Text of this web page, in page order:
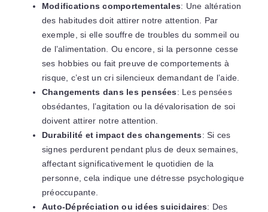
Modifications comportementales: Une altération
des habitudes doit attirer notre attention. Par
exemple, si elle souffre de troubles du sommeil ou
de l’alimentation. Ou encore, si la personne cesse
ses hobbies ou fait preuve de comportements à
risque, c’est un cri silencieux demandant de l’aide.
Changements dans les pensées: Les pensées
obsédantes, l’agitation ou la dévalorisation de soi
doivent attirer notre attention.
Durabilité et impact des changements: Si ces
signes perdurent pendant plus de deux semaines,
affectant significativement le quotidien de la
personne, cela indique une détresse psychologique
préoccupante.
Auto-Dépréciation ou idées suicidaires: Des